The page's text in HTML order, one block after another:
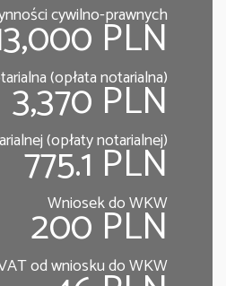
cywilno-prawnych
PLN
(opłata notarialna)
3,370 PLN
(opłaty notarialnej)
775.1 PLN
Wniosek do WKW
200 PLN
od wniosku do WKW